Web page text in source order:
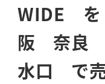
WIDE
阪 奈良
水口 で